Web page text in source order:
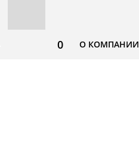
О КОМПАНИИ
0